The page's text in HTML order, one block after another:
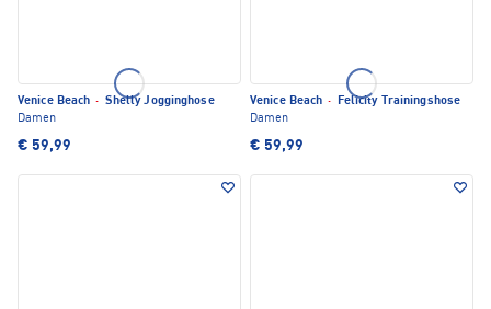
Venice Beach · Shelly Jogginghose
Damen
€ 59,99
Venice Beach ·
Felicity Trainingshose
Damen
€ 59,99